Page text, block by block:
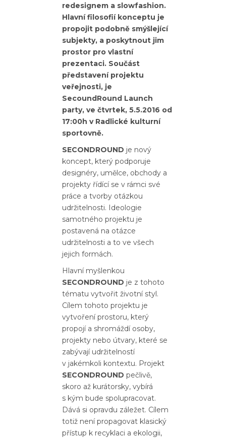
redesignem a slowfashion.
Hlavní filosofií konceptu je
propojit podobně smýšlející
subjekty, a poskytnout jim
prostor pro vlastní
prezentaci. Součást
představení projektu
veřejnosti, je
SecoundRound Launch
party, ve čtvrtek, 5.5.2016 od
17:00h v Radlické kulturní
sportovně.
SECONDROUND je nový
koncept, který podporuje
designéry, umělce, obchody a
projekty řídící se v rámci své
práce a tvorby otázkou
udržitelnosti. Ideologie
samotného projektu je
postavená na otázce
udržitelnosti a to ve všech
jejich formách.
Hlavní myšlenkou
SECONDROUND je z tohoto
tématu vytvořit životní styl.
Cílem tohoto projektu je
vytvoření prostoru, který
propojí a shromáždí osoby,
projekty nebo útvary, které se
zabývají udržitelností
v jakémkoli kontextu. Projekt
SECONDROUND pečlivě,
skoro až kurátorsky, vybírá
s kým bude spolupracovat.
Dává si opravdu záležet. Cílem
totiž není propagovat klasický
přístup k recyklaci a ekologii,